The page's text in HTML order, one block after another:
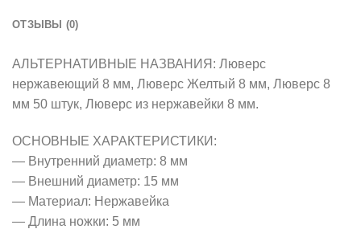
ОТЗЫВЫ (0)
АЛЬТЕРНАТИВНЫЕ НАЗВАНИЯ: Люверс
нержавеющий 8 мм, Люверс Желтый 8 мм, Люверс 8
мм 50 штук, Люверс из нержавейки 8 мм.
ОСНОВНЫЕ ХАРАКТЕРИСТИКИ:
— Внутренний диаметр: 8 мм
— Внешний диаметр: 15 мм
— Материал: Нержавейка
— Длина ножки: 5 мм